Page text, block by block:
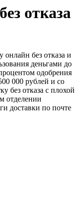
отказа
без отказа и
деньгами до
одобрения
000 рублей и со
без отказа с плохой
отделении
доставки по почте